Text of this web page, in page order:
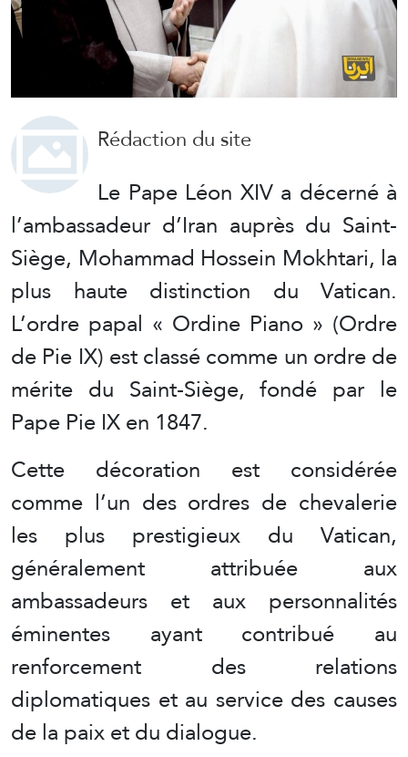
Rédaction du site
Le Pape Léon XIV a décerné à
l’ambassadeur d’Iran auprès du Saint-
Siège, Mohammad Hossein Mokhtari, la
plus haute distinction du Vatican.
L’ordre papal « Ordine Piano » (Ordre
de Pie IX) est classé comme un ordre de
mérite du Saint-Siège, fondé par le
Pape Pie IX en 1847.
Cette décoration est considérée
comme l’un des ordres de chevalerie
les plus prestigieux du Vatican,
généralement attribuée aux
ambassadeurs et aux personnalités
éminentes ayant contribué au
renforcement des relations
diplomatiques et au service des causes
de la paix et du dialogue.